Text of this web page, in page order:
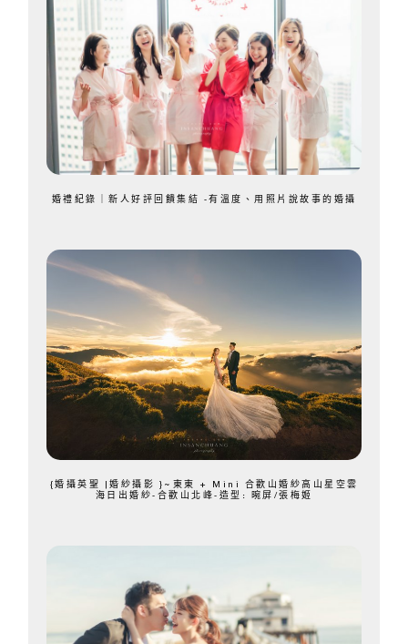
婚禮紀錄｜新人好評回饋集結 -有溫度、用照片說故事的婚攝
{婚攝英聖 |婚紗攝影 }~東東 + Mini 合歡山婚紗高山星空雲
海日出婚紗-合歡山北峰-造型: 晼屏/張梅姬